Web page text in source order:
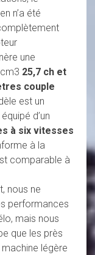
n’a été
une
25,7 ch et
couple
est un
d’un
à six vitesses
à la
comparable à
nous ne
performances
mais nous
que les près
légère